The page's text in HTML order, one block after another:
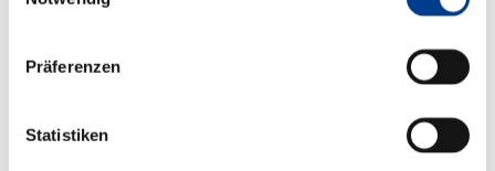
Präferenzen
Statistiken